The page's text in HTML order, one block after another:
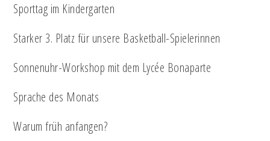
Sporttag im Kindergarten
Starker 3. Platz für unsere Basketball-Spielerinnen
Sonnenuhr-Workshop mit dem Lycée Bonaparte
Sprache des Monats
Warum früh anfangen?